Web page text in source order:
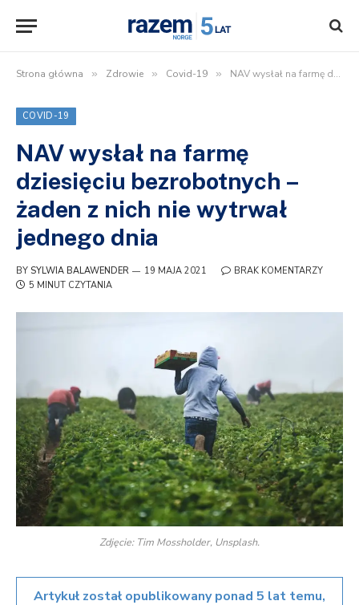
Strona główna » Zdrowie » Covid-19 » NAV wysłał na farmę dziesięciu bezrobotnych – żaden z nich nie wytrwał jednego dnia
COVID-19
NAV wysłał na farmę
dziesięciu bezrobotnych –
żaden z nich nie wytrwał
jednego dnia
BY SYLWIA BALAWENDER 19 MAJA 2021
BRAK KOMENTARZY
5 MINUT CZYTANIA
Zdjęcie: Tim Mossholder, Unsplash.
Artykuł został opublikowany ponad 5 lat temu,